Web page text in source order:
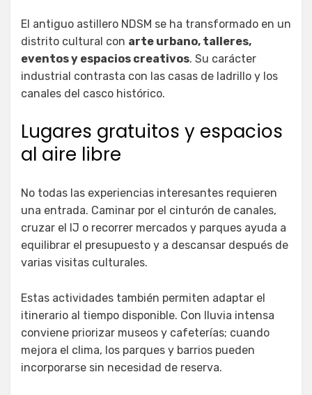
El antiguo astillero NDSM se ha transformado en un
distrito cultural con arte urbano, talleres,
eventos y espacios creativos. Su carácter
industrial contrasta con las casas de ladrillo y los
canales del casco histórico.
Lugares gratuitos y espacios
al aire libre
No todas las experiencias interesantes requieren
una entrada. Caminar por el cinturón de canales,
cruzar el IJ o recorrer mercados y parques ayuda a
equilibrar el presupuesto y a descansar después de
varias visitas culturales.
Estas actividades también permiten adaptar el
itinerario al tiempo disponible. Con lluvia intensa
conviene priorizar museos y cafeterías; cuando
mejora el clima, los parques y barrios pueden
incorporarse sin necesidad de reserva.